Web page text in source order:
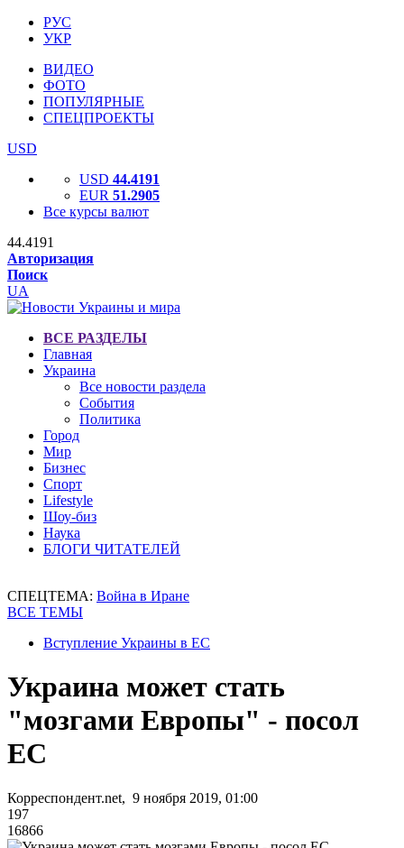
РУС
УКР
ВИДЕО
ФОТО
ПОПУЛЯРНЫЕ
СПЕЦПРОЕКТЫ
USD
USD 44.4191
EUR 51.2905
Все курсы валют
44.4191
Авторизация
Поиск
UA
ВСЕ РАЗДЕЛЫ
Главная
Украина
Все новости раздела
События
Политика
Город
Мир
Бизнес
Спорт
Lifestyle
Шоу-биз
Наука
БЛОГИ ЧИТАТЕЛЕЙ
СПЕЦТЕМА: Война в Иране
ВСЕ ТЕМЫ
Вступление Украины в ЕС
Украина может стать
"мозгами Европы" - посол
ЕС
Корреспондент.net, 9 ноября 2019, 01:00
197
16866